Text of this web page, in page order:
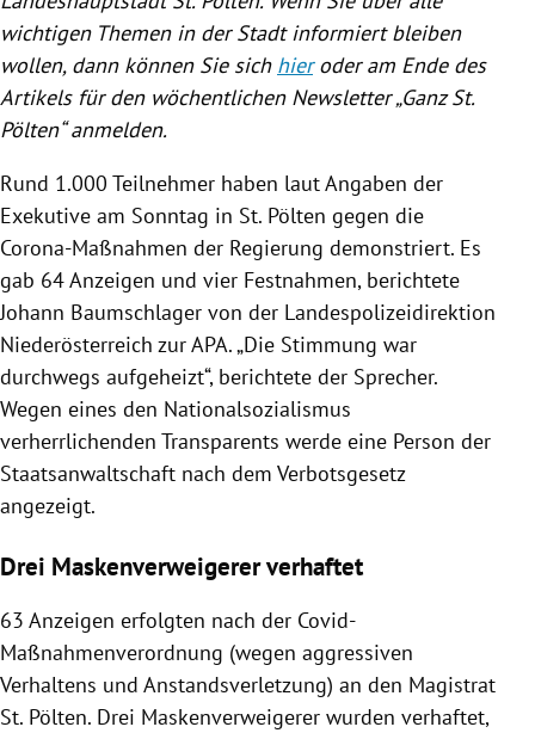
Untermenü
wichtigen Themen in der Stadt informiert bleiben
wollen, dann können Sie sich hieroder am Ende des
Artikels für den wöchentlichen Newsletter „Ganz St.
Pölten“ anmelden.
Rund 1.000 Teilnehmer haben laut Angaben der
Exekutive am Sonntag in St. Pölten gegen die
Corona-Maßnahmen der Regierung demonstriert. Es
gab 64 Anzeigen und vier Festnahmen, berichtete
Johann Baumschlager von der Landespolizeidirektion
Niederösterreich zur APA. „Die Stimmung war
durchwegs aufgeheizt“, berichtete der Sprecher.
Wegen eines den Nationalsozialismus
verherrlichenden Transparents werde eine Person der
Staatsanwaltschaft nach dem Verbotsgesetz
angezeigt.
Drei Maskenverweigerer verhaftet
63 Anzeigen erfolgten nach der Covid-
Maßnahmenverordnung (wegen aggressiven
Verhaltens und Anstandsverletzung) an den Magistrat
St. Pölten. Drei Maskenverweigerer wurden verhaftet,